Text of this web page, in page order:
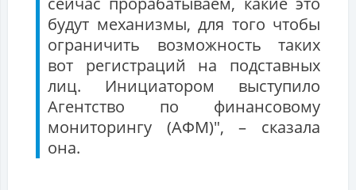
будут механизмы, для того чтобы
ограничить возможность таких
вот регистраций на подставных
лиц. Инициатором выступило
Агентство по финансовому
мониторингу (АФМ)", – сказала
она.